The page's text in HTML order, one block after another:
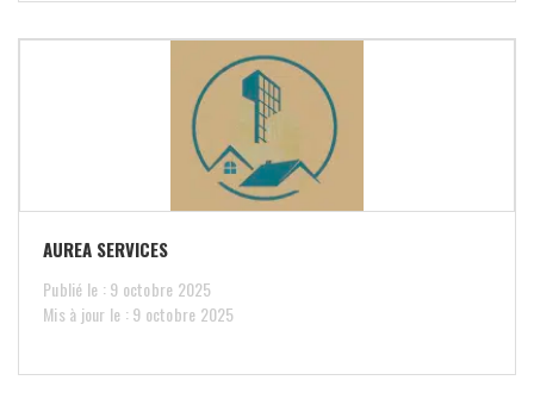
AUREA SERVICES
Publié le : 9 octobre 2025
Mis à jour le : 9 octobre 2025